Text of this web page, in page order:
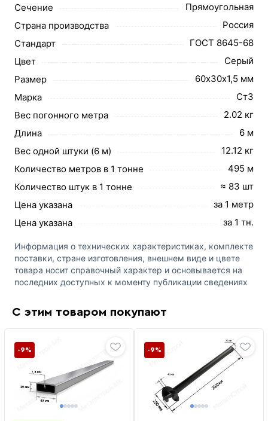
Сечение
Прямоугольная
Страна производства
Россия
Стандарт
ГОСТ 8645-68
Цвет
Серый
Размер
60х30х1,5 мм
Марка
Ст3
Вес погонного метра
2.02 кг
Длина
6 м
Вес одной штуки (6 м)
12.12 кг
Количество метров в 1 тонне
495 м
Количество штук в 1 тонне
≈ 83 шт
Цена указана
за 1 метр
Цена указана
за 1 тн.
Информация о технических характеристиках, комплекте
поставки, стране изготовления, внешнем виде и цвете
товара носит справочный характер и основывается на
последних доступных к моменту публикации сведениях
С этим товаром покупают
-9% -9%